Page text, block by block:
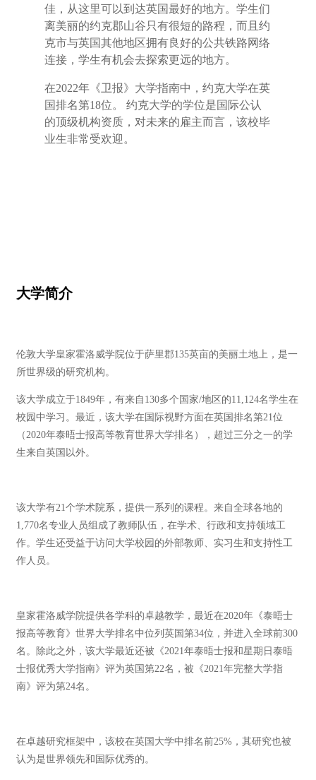
佳，从这里可以到达英国最好的地方。学生们
离美丽的约克郡山谷只有很短的路程，而且约
克市与英国其他地区拥有良好的公共铁路网络
连接，学生有机会去探索更远的地方。
在2022年《卫报》大学指南中，约克大学在英
国排名第18位。 约克大学的学位是国际公认
的顶级机构资质，对未来的雇主而言，该校毕
业生非常受欢迎。
大学简介
伦敦大学皇家霍洛威学院位于萨里郡135英亩的美丽土地上，是一
所世界级的研究机构。
该大学成立于1849年，有来自130多个国家/地区的11,124名学生在
校园中学习。最近，该大学在国际视野方面在英国排名第21位
（2020年泰晤士报高等教育世界大学排名），超过三分之一的学
生来自英国以外。
该大学有21个学术院系，提供一系列的课程。来自全球各地的
1,770名专业人员组成了教师队伍，在学术、行政和支持领域工
作。学生还受益于访问大学校园的外部教师、实习生和支持性工
作人员。
皇家霍洛威学院提供各学科的卓越教学，最近在2020年《泰晤士
报高等教育》世界大学排名中位列英国第34位，并进入全球前300
名。除此之外，该大学最近还被《2021年泰晤士报和星期日泰晤
士报优秀大学指南》评为英国第22名，被《2021年完整大学指
南》评为第24名。
在卓越研究框架中，该校在英国大学中排名前25%，其研究也被
认为是世界领先和国际优秀的。